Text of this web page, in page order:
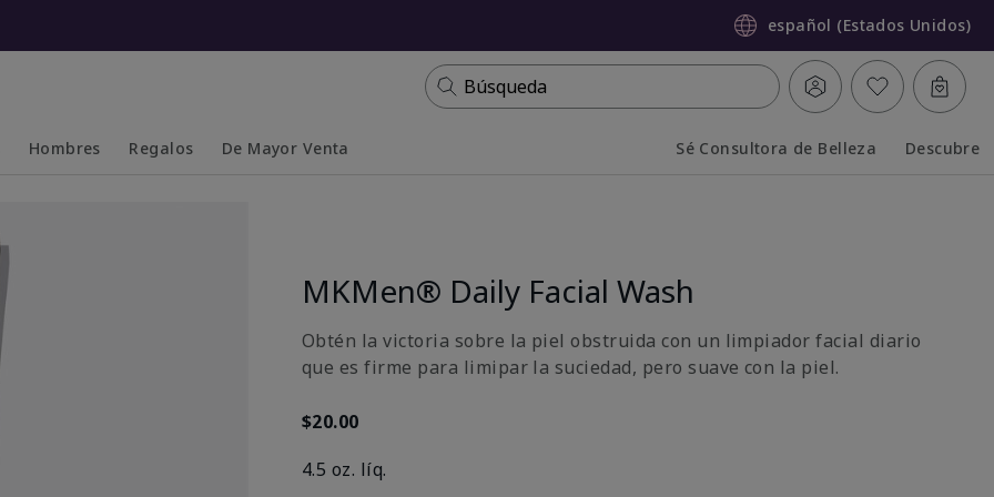
español (Estados Unidos)
Búsqueda
Hombres Regalos De Mayor Venta Sé Consultora de Belleza Descubre
MKMen® Daily Facial Wash
Obtén la victoria sobre la piel obstruida con un limpiador facial diario
que es firme para limipar la suciedad, pero suave con la piel.
$20.00
4.5 oz. líq.